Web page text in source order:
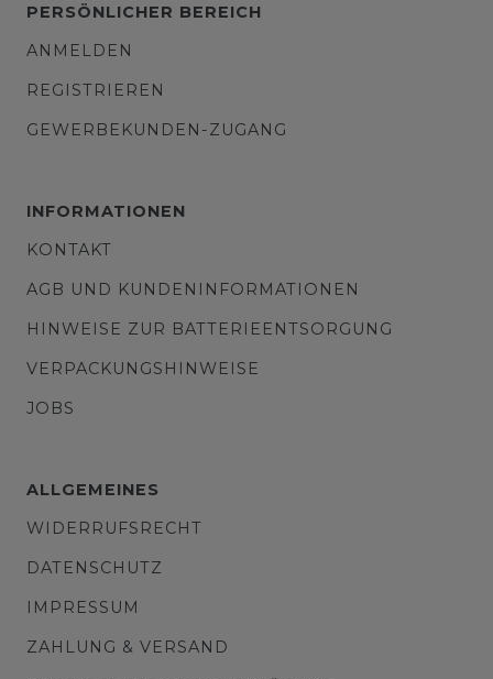
PERSÖNLICHER BEREICH
ANMELDEN
REGISTRIEREN
GEWERBEKUNDEN-ZUGANG
INFORMATIONEN
KONTAKT
AGB UND KUNDENINFORMATIONEN
HINWEISE ZUR BATTERIEENTSORGUNG
VERPACKUNGSHINWEISE
JOBS
ALLGEMEINES
WIDERRUFSRECHT
DATENSCHUTZ
IMPRESSUM
ZAHLUNG & VERSAND